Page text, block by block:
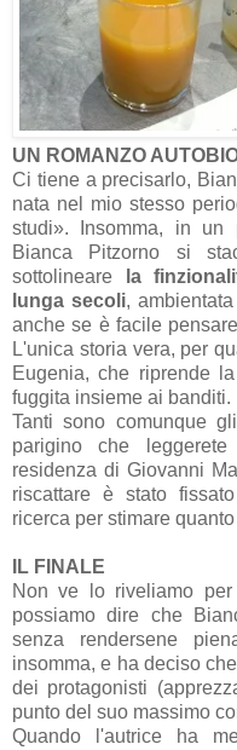
UN ROMANZO
Ci tiene a precisarlo,
nata nel mio stesso
studi». Insomma, in un
Bianca Pitzorno si
sottolineare
la
lunga secoli,
anche se è facile
L'unica storia vera, per
Eugenia, che riprende
fuggita insieme ai banditi.
Tanti sono comunque
parigino che
residenza di Giovanni
riscattare è stato
ricerca per stimare
IL FINALE
Non ve lo riveliamo
possiamo dire che
senza rendersene
insomma, e ha deciso
dei protagonisti
punto del suo massimo
Quando l'autrice ha